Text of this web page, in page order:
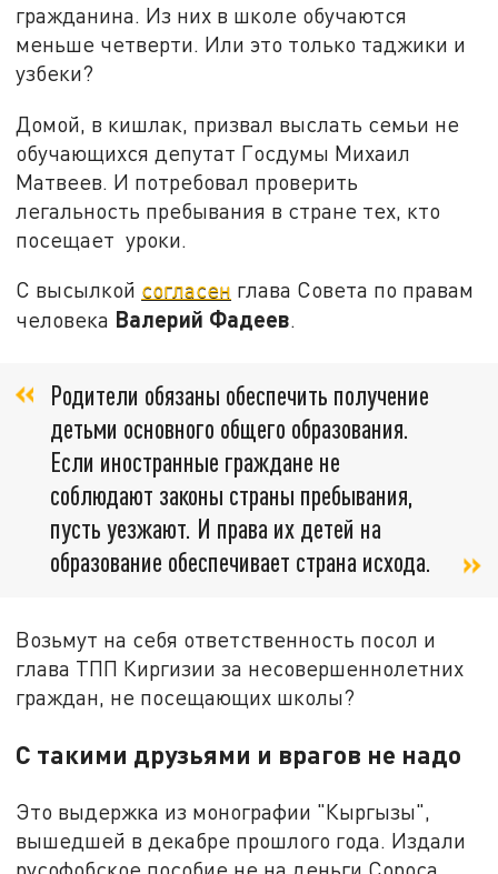
гражданина. Из них в школе обучаются
меньше четверти. Или это только таджики и
узбеки?
Домой, в кишлак, призвал выслать семьи не
обучающихся депутат Госдумы Михаил
Матвеев. И потребовал проверить
легальность пребывания в стране тех, кто
посещает уроки.
С высылкой согласен глава Совета по правам
человека Валерий Фадеев.
Родители обязаны обеспечить получение
детьми основного общего образования.
Если иностранные граждане не
соблюдают законы страны пребывания,
пусть уезжают. И права их детей на
образование обеспечивает страна исхода.
Возьмут на себя ответственность посол и
глава ТПП Киргизии за несовершеннолетних
граждан, не посещающих школы?
С такими друзьями и врагов не надо
Это выдержка из монографии "Кыргызы",
вышедшей в декабре прошлого года. Издали